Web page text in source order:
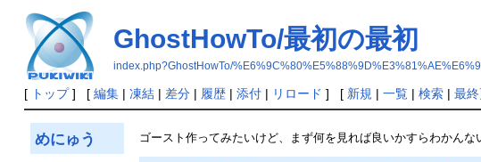
GhostHowTo/最初の最初
index.php?GhostHowTo/
[ トップ] [ 編集| 凍結| 差分| 履歴| 添付| リロード ] [ 新規 | 一覧| 検索| 最
めにゅう ゴースト作ってみたいけど、まず何を見れば良いかすらわかんな